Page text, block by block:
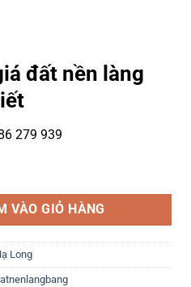
đất nền làng
279 939
Hạ Long – Giá Bán: 0386 279 939 số
VÀO GIỎ HÀNG
Long